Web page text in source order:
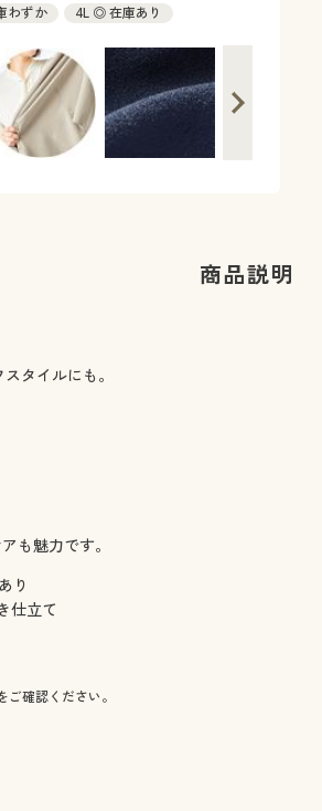
わずか 4L ◎ 在庫あり
商品説明
タイルにも。
も魅力です。
り
仕立て
ご確認ください。